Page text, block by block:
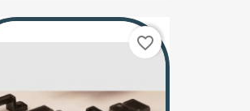
favorite_border